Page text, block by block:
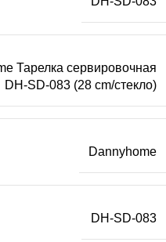
Тарелка сервировочная
DH-SD-083 (28 cm/стекло)
Dannyhome
DH-SD-083